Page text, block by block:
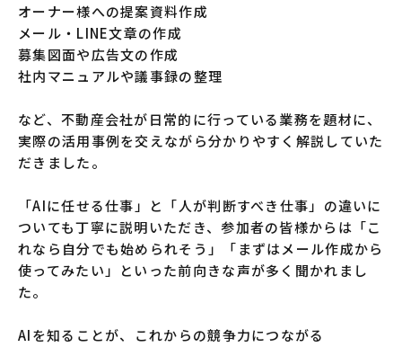
オーナー様への提案資料作成
メール・LINE文章の作成
募集図面や広告文の作成
社内マニュアルや議事録の整理
など、不動産会社が日常的に行っている業務を題材に、
実際の活用事例を交えながら分かりやすく解説していた
だきました。
「AIに任せる仕事」と「人が判断すべき仕事」の違いに
ついても丁寧に説明いただき、参加者の皆様からは「こ
れなら自分でも始められそう」「まずはメール作成から
使ってみたい」といった前向きな声が多く聞かれまし
た。
AIを知ることが、これからの競争力につながる